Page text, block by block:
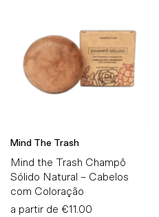
Mind The Trash
Mind the Trash Champô
Sólido Natural – Cabelos
com Coloração
Preço
a partir de €11.00